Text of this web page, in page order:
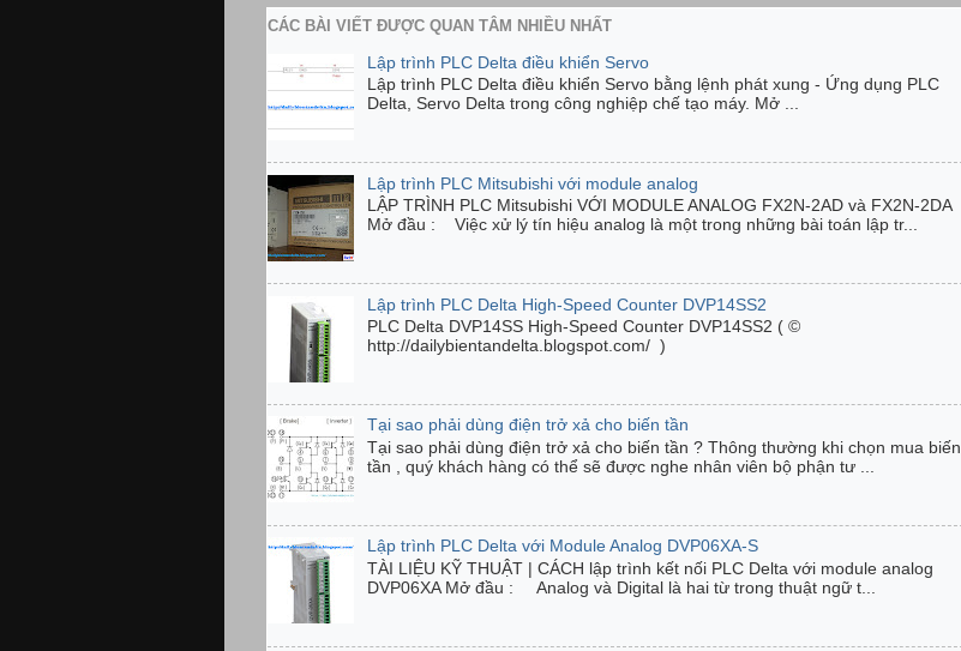
CÁC BÀI VIẾT ĐƯỢC QUAN TÂM NHIỀU NHẤT
Lập trình PLC Delta điều khiển Servo
Lập trình PLC Delta điều khiển Servo bằng lệnh phát xung - Ứng dụng PLC
Delta, Servo Delta trong công nghiệp chế tạo máy. Mở ...
Lập trình PLC Mitsubishi với module analog
LẬP TRÌNH PLC Mitsubishi VỚI MODULE ANALOG FX2N-2AD và FX2N-2DA
Mở đầu : Việc xử lý tín hiệu analog là một trong những bài toán lập tr...
Lập trình PLC Delta High-Speed Counter DVP14SS2
PLC Delta DVP14SS High-Speed Counter DVP14SS2 ( ©
http://dailybientandelta.blogspot.com/ )
Tại sao phải dùng điện trở xả cho biến tần
Tại sao phải dùng điện trở xả cho biến tần ? Thông thường khi chọn mua biến
tần , quý khách hàng có thể sẽ được nghe nhân viên bộ phận tư ...
Lập trình PLC Delta với Module Analog DVP06XA-S
TÀI LIỆU KỸ THUẬT | CÁCH lập trình kết nối PLC Delta với module analog
DVP06XA Mở đầu : Analog và Digital là hai từ trong thuật ngữ t...